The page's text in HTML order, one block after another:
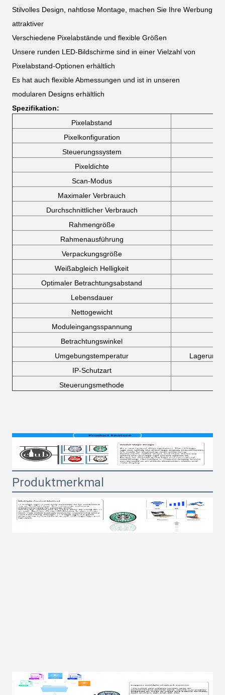
Stilvolles Design, nahtlose Montage, machen Sie Ihre Werbung
attraktiver
Verschiedene Pixelabstände und flexible Größen
Unsere runden LED-Bildschirme sind in einer Vielzahl von
Pixelabstand-Optionen erhältlich
Es hat auch flexible Abmessungen und ist in unseren
modularen Designs erhältlich
Spezifikation:
Pixelabstand
Pixelkonfiguration
Steuerungssystem
Pixeldichte
Scan-Modus
Maximaler Verbrauch
Durchschnittlicher Verbrauch
Rahmengröße
Rahmenausführung
Verpackungsgröße
Weißabgleich Helligkeit
Optimaler Betrachtungsabstand
Lebensdauer
Nettogewicht
Moduleingangsspannung
Betrachtungswinkel
Umgebungstemperatur
IP-Schutzart
Steuerungsmethode
Produktmerkmal